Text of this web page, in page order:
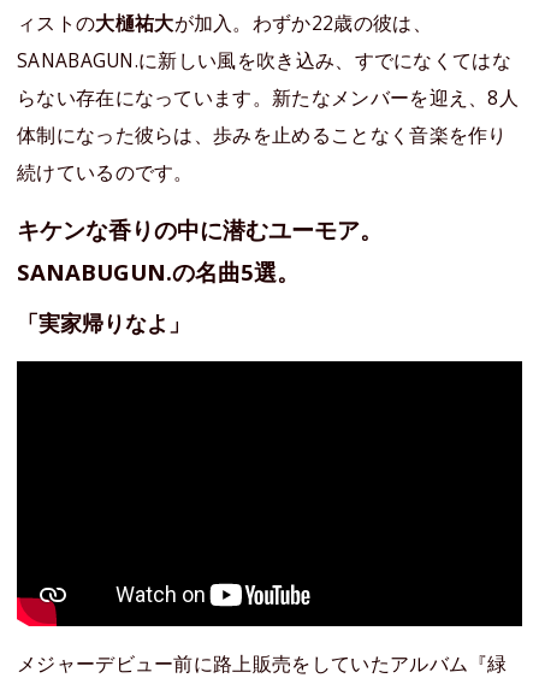
ィストの大樋祐大が加入。わずか22歳の彼は、
SANABAGUN.に新しい風を吹き込み、すでになくてはな
らない存在になっています。新たなメンバーを迎え、8人
体制になった彼らは、歩みを止めることなく音楽を作り
続けているのです。
キケンな香りの中に潜むユーモア。
SANABUGUN.の名曲5選。
「実家帰りなよ」
メジャーデビュー前に路上販売をしていたアルバム『緑